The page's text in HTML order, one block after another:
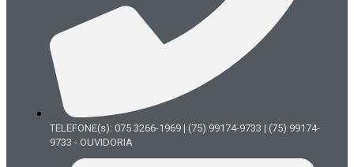
TELEFONE(s): 075 3266-1969 | (75) 99174-9733 | (75) 99174-
9733 - OUVIDORIA